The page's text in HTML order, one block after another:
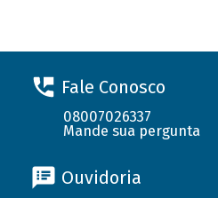
Fale Conosco
08007026337
Mande sua pergunta
Ouvidoria